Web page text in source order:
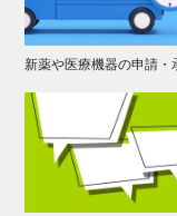
新薬や医療機器の申請・